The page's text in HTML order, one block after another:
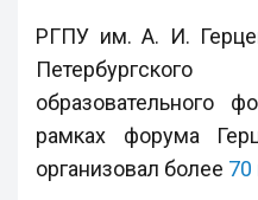
РГПУ им. А. И.
образовательного
рамках форума
организовал более 70